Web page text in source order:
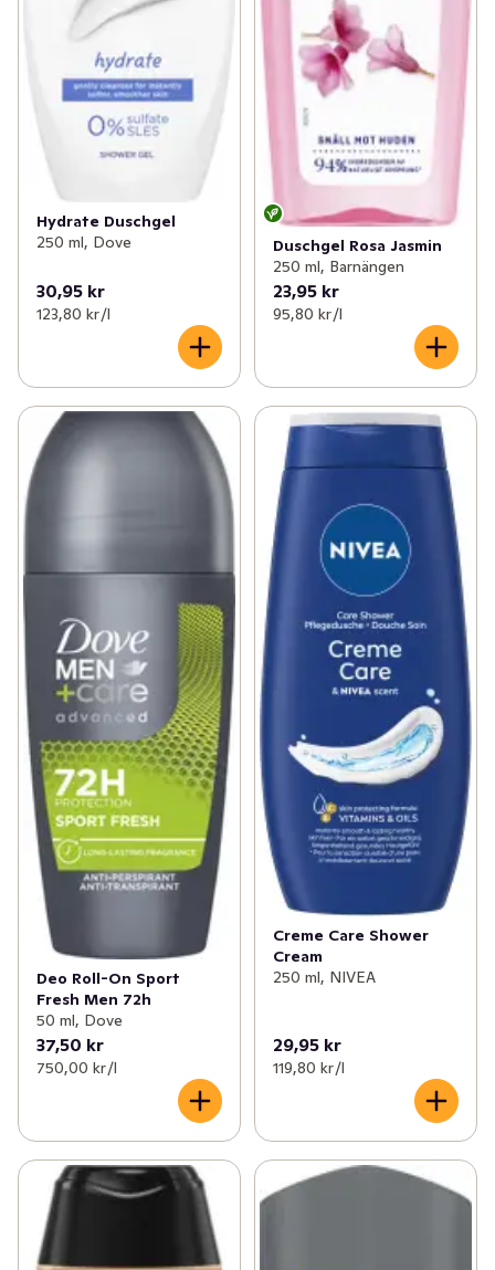
Hydrate Duschgel
250 ml, Dove
30,95 kr
123,80 kr /l
Duschgel Rosa Jasmin
250 ml, Barnängen
23,95 kr
95,80 kr /l
Deo Roll-On Sport
Fresh Men 72h
50 ml, Dove
37,50 kr
750,00 kr /l
Creme Care Shower
Cream
250 ml, NIVEA
29,95 kr
119,80 kr /l